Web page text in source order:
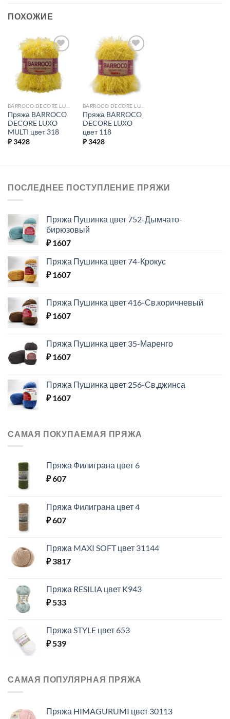
ПОХОЖИЕ
Добавить в
избранное.
BARROCO DECORE LUXO MULTI
Пряжа BARROCO
DECORE LUXO
MULTI цвет 318
₽3428
Добавить в
избранное.
BARROCO DECORE LUXO
Пряжа BARROCO
DECORE LUXO
цвет 118
₽3428
ПОСЛЕДНЕЕ ПОСТУПЛЕНИЕ ПРЯЖИ
Пряжа Пушинка цвет 752-Дымчато-
бирюзовый
₽1607
Пряжа Пушинка цвет 74-Крокус
₽1607
Пряжа Пушинка цвет 416-Св.коричневый
₽1607
Пряжа Пушинка цвет 35-Маренго
₽1607
Пряжа Пушинка цвет 256-Св,джинса
₽1607
САМАЯ ПОКУПАЕМАЯ ПРЯЖА
Пряжа Филиграна цвет 6
₽607
Пряжа Филиграна цвет 4
₽607
Пряжа MAXI SOFT цвет 31144
₽3817
Пряжа RESILIA цвет K943
₽533
Пряжа STYLE цвет 653
₽539
САМАЯ ПОПУЛЯРНАЯ ПРЯЖА
Пряжа HIMAGURUMI цвет 30113